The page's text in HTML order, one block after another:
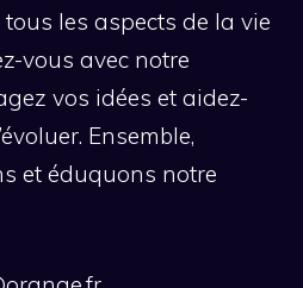
les aspects de la vie
vous avec notre
vos idées et aidez-
Ensemble,
et éduquons notre